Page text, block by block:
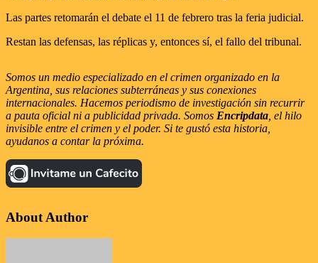
Las partes retomarán el debate el 11 de febrero tras la feria judicial.
Restan las defensas, las réplicas y, entonces sí, el fallo del tribunal.
Somos un medio especializado en el crimen organizado en la
Argentina, sus relaciones subterráneas y sus conexiones
internacionales. Hacemos periodismo de investigación sin recurrir
a pauta oficial ni a publicidad privada. Somos Encripdata , el hilo
invisible entre el crimen y el poder. Si te gustó esta historia,
ayudanos a contar la próxima.
About Author